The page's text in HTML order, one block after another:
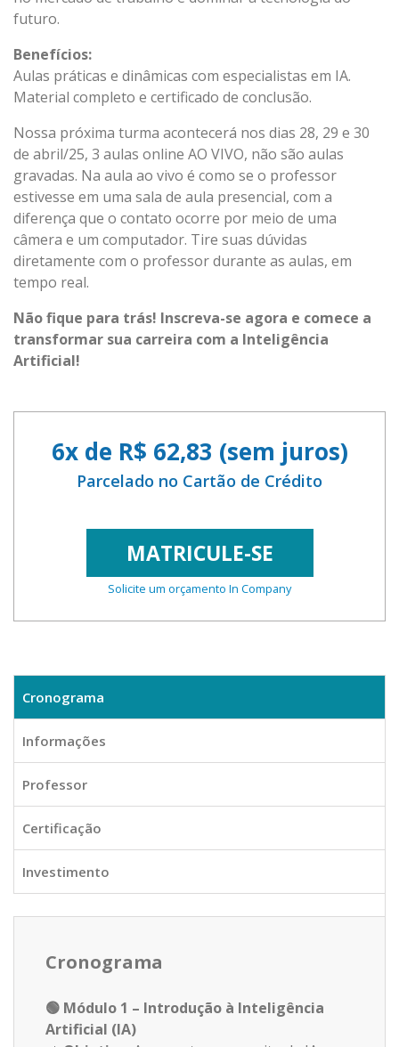
futuro.
Benefícios:
Aulas práticas e dinâmicas com especialistas em IA.
Material completo e certificado de conclusão.
Nossa próxima turma acontecerá nos dias 28, 29 e 30
de abril/25, 3 aulas online AO VIVO, não são aulas
gravadas. Na aula ao vivo é como se o professor
estivesse em uma sala de aula presencial, com a
diferença que o contato ocorre por meio de uma
câmera e um computador. Tire suas dúvidas
diretamente com o professor durante as aulas, em
tempo real.
Não fique para trás! Inscreva-se agora e comece a
transformar sua carreira com a Inteligência
Artificial!
6x de R$ 62,83 (sem juros)
Parcelado no Cartão de Crédito
MATRICULE-SE
Solicite um orçamento In Company
Cronograma
Informações
Professor
Certificação
Investimento
Cronograma
🟢 Módulo 1 – Introdução à Inteligência
Artificial (IA)